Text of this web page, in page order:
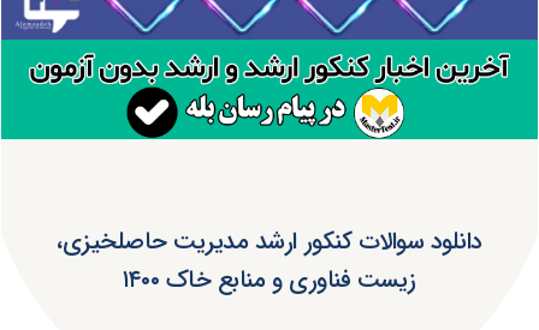
دانلود سوالات کنکور ارشد مدیریت حاصلخیزی،
زیست فناوری و منابع خاک ۱۴۰۰